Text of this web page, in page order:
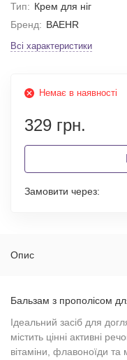
Тип: Крем для ніг
Бренд: BAEHR
Всі характеристики
Немає в наявності
329 грн.
Замовити через:
Опис
Бальзам з прополісом
Ідеальний засіб для
містить цінні активні
вітаміни, флавоноїди